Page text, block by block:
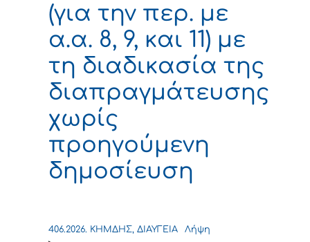
(για την περ. με
α.α. 8, 9, και 11) με
τη διαδικασία της
διαπραγμάτευσης
χωρίς
προηγούμενη
δημοσίευση
406.2026. KΗΜΔΗΣ, ΔΙΑΥΓΕΙΑ Λήψη